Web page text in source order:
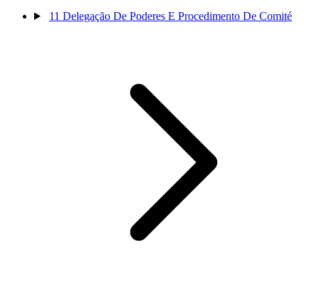
11 Delegação De Poderes E Procedimento De Comité